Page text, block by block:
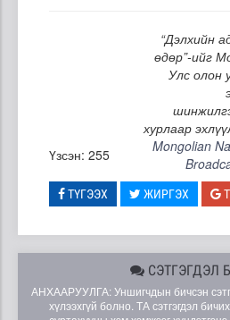
“Дэлхийн
өдөр”-ийг
Улс олон
хурлаар
Үзсэн: 255
Mongolian
ТҮГЭЭХ ЖИРГЭХ
СЭТГЭГДЭЛ
АНХААРУУЛГА: Уншигчдын бичсэн
хүлээхгүй болно. ТА сэтгэгдэл